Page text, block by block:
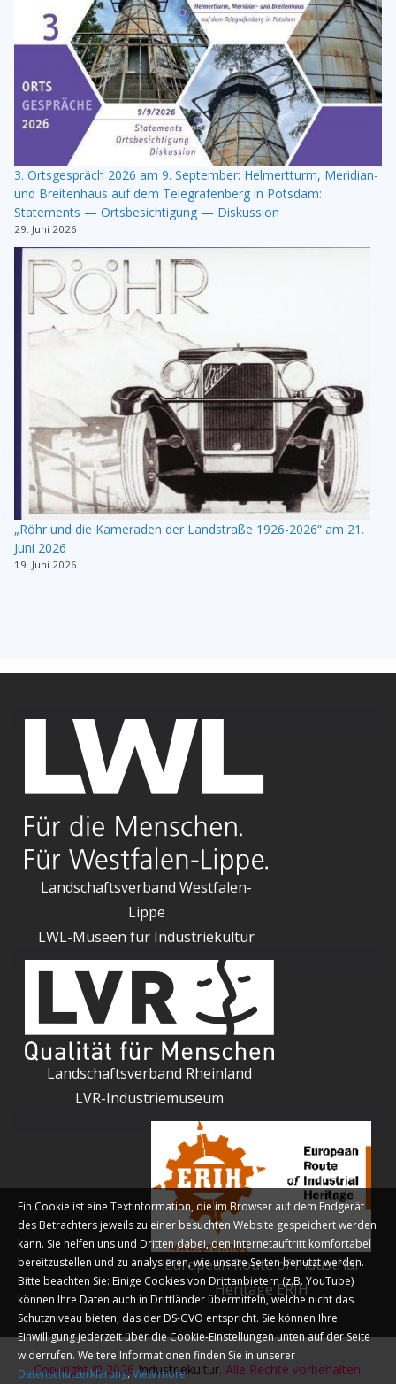
3. Ortsgespräch 2026 am 9. September: Helmertturm, Meridian-
und Breitenhaus auf dem Telegrafenberg in Potsdam:
Statements — Ortsbesichtigung — Diskussion
29. Juni 2026
„Röhr und die Kameraden der Landstraße 1926-2026“ am 21.
Juni 2026
19. Juni 2026
Landschaftsverband Westfalen-
Lippe
LWL-Museen für Industriekultur
Landschaftsverband Rheinland
LVR-Industriemuseum
European Route of Industrial
Heritage ERIH
Copyright © 2026Industriekultur. Alle Rechte vorbehalten.
Ein Cookie ist eine Textinformation, die im Browser auf dem Endgerät
des Betrachters jeweils zu einer besuchten Website gespeichert werden
kann. Sie helfen uns und Dritten dabei, den Internetauftritt komfortabel
bereitzustellen und zu analysieren, wie unsere Seiten benutzt werden.
Bitte beachten Sie: Einige Cookies von Drittanbietern (z.B. YouTube)
können Ihre Daten auch in Drittländer übermitteln, welche nicht das
Schutzniveau bieten, das der DS-GVO entspricht. Sie können Ihre
Einwilligung jederzeit über die Cookie-Einstellungen unten auf der Seite
widerrufen. Weitere Informationen finden Sie in unserer
Datenschutzerklärung.View more